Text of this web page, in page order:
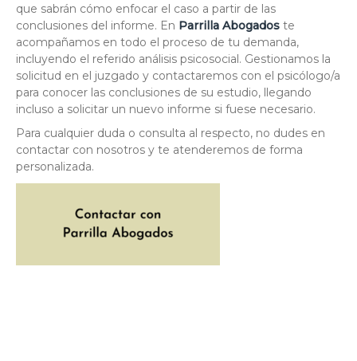
que sabrán cómo enfocar el caso a partir de las
conclusiones del informe. En Parrilla Abogados te
acompañamos en todo el proceso de tu demanda,
incluyendo el referido análisis psicosocial. Gestionamos la
solicitud en el juzgado y contactaremos con el psicólogo/a
para conocer las conclusiones de su estudio, llegando
incluso a solicitar un nuevo informe si fuese necesario.
Para cualquier duda o consulta al respecto, no dudes en
contactar con nosotros y te atenderemos de forma
personalizada.